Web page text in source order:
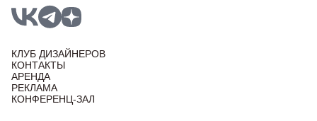
КЛУБ ДИЗАЙНЕРОВ
КОНТАКТЫ
АРЕНДА
РЕКЛАМА
КОНФЕРЕНЦ-ЗАЛ